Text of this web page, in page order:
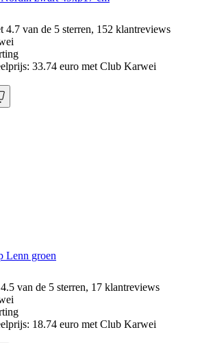
4.7 van de 5 sterren, 152 klantreviews
33.74 euro met Club Karwei
Lenn groen
van de 5 sterren, 17 klantreviews
18.74 euro met Club Karwei